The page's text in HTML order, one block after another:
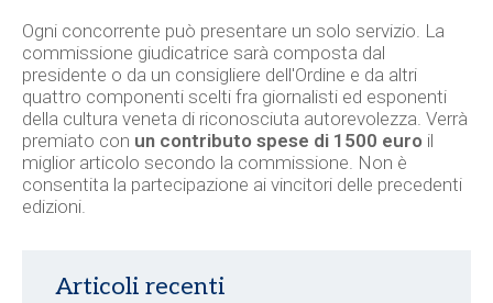
Ogni concorrente può presentare un solo servizio. La
commissione giudicatrice sarà composta dal
presidente o da un consigliere dell'Ordine e da altri
quattro componenti scelti fra giornalisti ed esponenti
della cultura veneta di riconosciuta autorevolezza. Verrà
premiato con un contributo spese di 1500 euro il
miglior articolo secondo la commissione. Non è
consentita la partecipazione ai vincitori delle precedenti
edizioni.
Articoli recenti